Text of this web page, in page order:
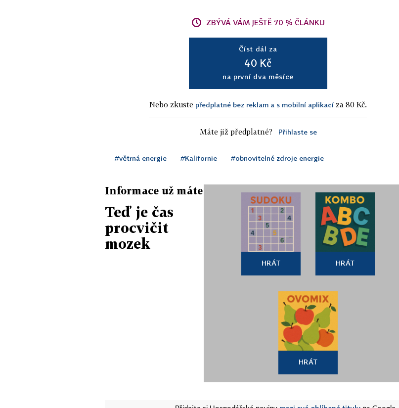
ZBÝVÁ VÁM JEŠTĚ 70 % ČLÁNKU
Číst dál za
40 Kč
na první dva měsíce
Nebo zkuste předplatné bez reklam a s mobilní aplikací za 80 Kč.
Máte již předplatné? Přihlaste se
#větrná energie #Kalifornie #obnovitelné zdroje energie
Informace už máte
Teď je čas
procvičit
mozek
HRÁT HRÁT
HRÁT